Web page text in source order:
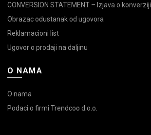
CONVERSION STATEMENT – Izjava o konverziji
Obrazac odustanak od ugovora
Reklamacioni list
Ugovor o prodaji na daljinu
O NAMA
O nama
Podaci o firmi Trendcoo d.o.o.